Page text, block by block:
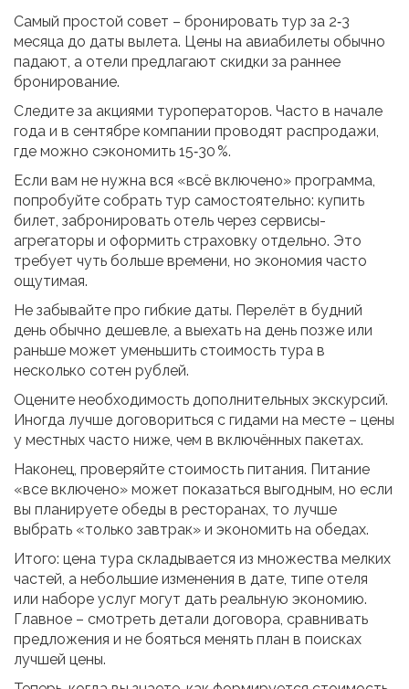
Самый простой совет – бронировать тур за 2‑3
месяца до даты вылета. Цены на авиабилеты обычно
падают, а отели предлагают скидки за раннее
бронирование.
Следите за акциями туроператоров. Часто в начале
года и в сентябре компании проводят распродажи,
где можно сэкономить 15‑30 %.
Если вам не нужна вся «всё включено» программа,
попробуйте собрать тур самостоятельно: купить
билет, забронировать отель через сервисы-
агрегаторы и оформить страховку отдельно. Это
требует чуть больше времени, но экономия часто
ощутимая.
Не забывайте про гибкие даты. Перелёт в будний
день обычно дешевле, а выехать на день позже или
раньше может уменьшить стоимость тура в
несколько сотен рублей.
Оцените необходимость дополнительных экскурсий.
Иногда лучше договориться с гидами на месте – цены
у местных часто ниже, чем в включённых пакетах.
Наконец, проверяйте стоимость питания. Питание
«все включено» может показаться выгодным, но если
вы планируете обеды в ресторанах, то лучше
выбрать «только завтрак» и экономить на обедах.
Итого: цена тура складывается из множества мелких
частей, а небольшие изменения в дате, типе отеля
или наборе услуг могут дать реальную экономию.
Главное – смотреть детали договора, сравнивать
предложения и не бояться менять план в поисках
лучшей цены.